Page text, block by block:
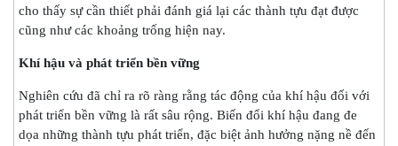
cho thấy sự cần thiết phải đánh giá lại các thành tựu đạt được
cũng như các khoảng trống hiện nay.
Khí hậu và phát triển bền vững
Nghiên cứu đã chỉ ra rõ ràng rằng tác động của khí hậu đối với
phát triển bền vững là rất sâu rộng. Biến đổi khí hậu đang đe
dọa những thành tựu phát triển, đặc biệt ảnh hưởng nặng nề đến